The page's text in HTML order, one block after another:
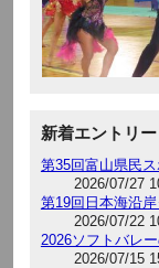
新着エントリー
第35回富山県民
2026/07/27
第19回日本海沿
2026/07/22
2026ソフトバレ
2026/07/15